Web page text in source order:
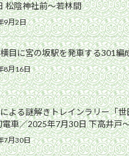
松陰神社前〜若林間
9月2日
目に宮の坂駅を発車する301編
8月16日
よる謎解きトレインラリー「
電車／2025年7月30日 下高井戸
7月30日